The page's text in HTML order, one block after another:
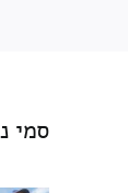
סמי